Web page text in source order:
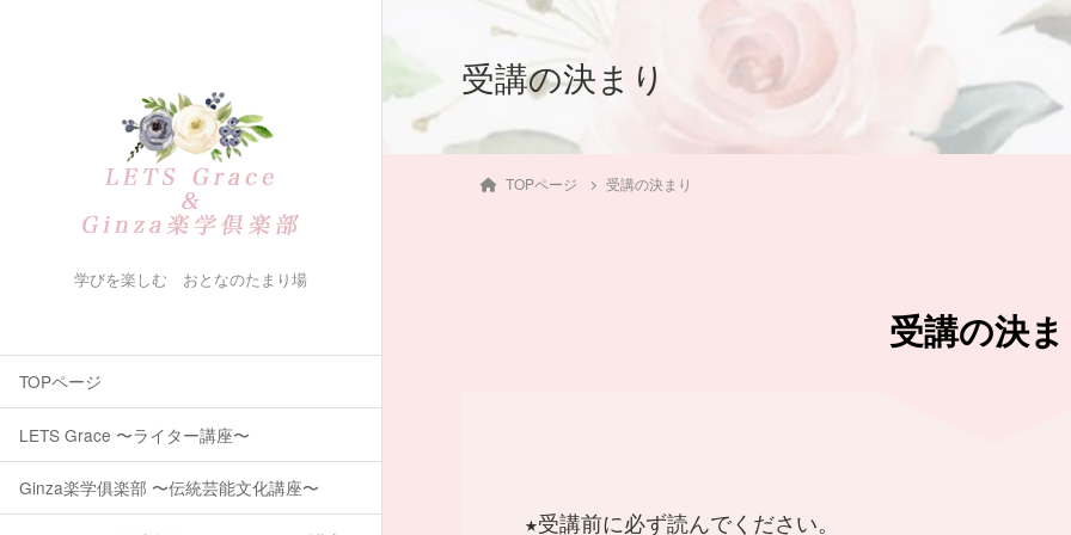
学びを楽しむ おとなのたまり場
TOPページ
LETS Grace 〜ライター講座〜
Ginza楽学俱楽部 〜伝統芸能文化講座〜
受講の決まり
TOPページ 受講の決まり
受講の決
★受講前に必ず読んでください。